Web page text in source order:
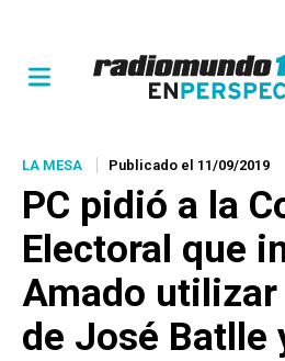
LA MESA Publicado el 11/09/2019
PC pidió a la
Electoral que
Amado
de José Batlle